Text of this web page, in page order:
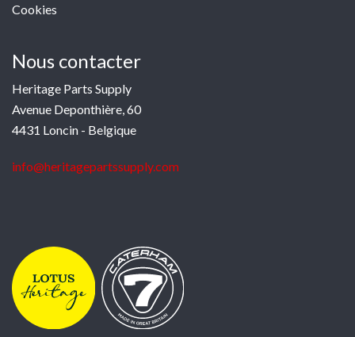
Cookies
Nous contacter
Heritage Parts Supply
Avenue Deponthière, 60
4431 Loncin - Belgique
info@heritagepartssupply.com